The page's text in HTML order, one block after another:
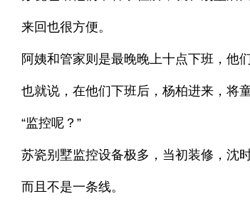
来回也很方便。
阿姨和管家则是最晚晚上十点下班，他们
也就说，在他们下班后，杨柏进来，将
“监控呢？”
苏瓷别墅监控设备极多，当初装修，沈时
而且不是一条线。